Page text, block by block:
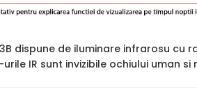
dispune de iluminare infrarosu cu
IR sunt invizibile ochiului uman si